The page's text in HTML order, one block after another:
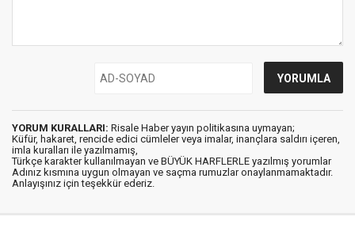
YORUM KURALLARI: Risale Haber yayın politikasına uymayan;
Küfür, hakaret, rencide edici cümleler veya imalar, inançlara saldırı içeren,
imla kuralları ile yazılmamış,
Türkçe karakter kullanılmayan ve BÜYÜK HARFLERLE yazılmış yorumlar
Adınız kısmına uygun olmayan ve saçma rumuzlar onaylanmamaktadır.
Anlayışınız için teşekkür ederiz.